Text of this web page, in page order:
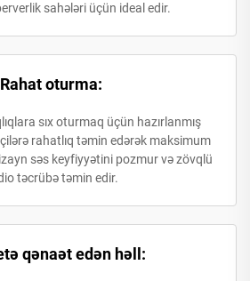
sahələri üçün ideal edir.
Rahat oturma:
sıx oturmaq üçün hazırlanmış
rahatlıq təmin edərək maksimum
səs keyfiyyətini pozmur və zövqlü
təcrübə təmin edir.
qənaət edən həll: